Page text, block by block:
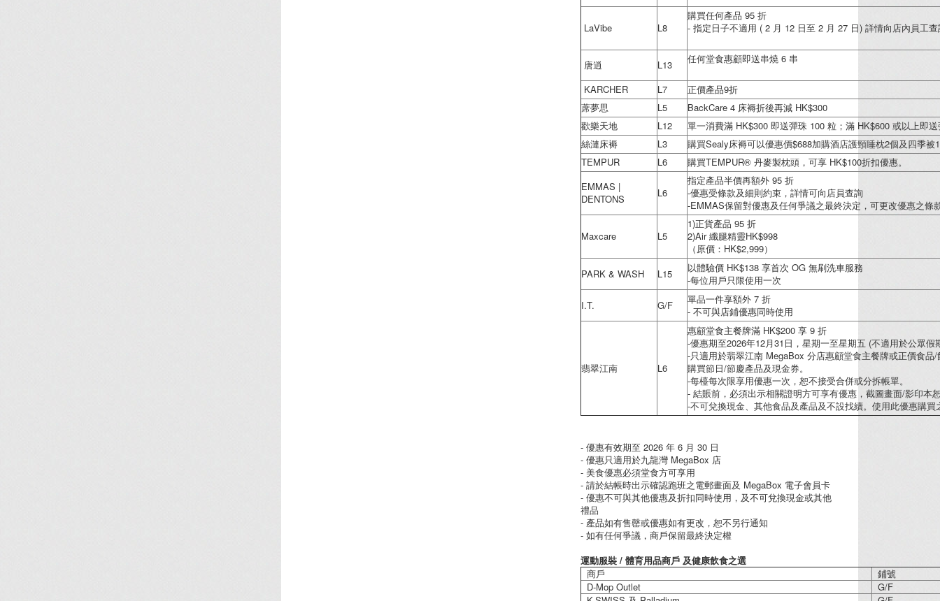
LaVibe L8
購買任何產品 95 折
- 指定日子不適用 ( 2 月 12 日至 2 月 27 日) 詳情向店內員工查
唐逍 L13 任何堂食惠顧即送串燒 6 串
KARCHER L7
正價產品9折
蓆夢思
L5
BackCare 4 床褥折後再減 HK$300
歡樂天地
L12
單一消費滿 HK$300 即送彈珠 100 粒；滿 HK$600 或以上即
絲漣床褥
L3
購買Sealy床褥可以優惠價$688加購酒店護頸睡枕2個及四季被
TEMPUR
L6
購買TEMPUR® 丹麥製枕頭，可享 HK$100折扣優惠。
EMMAS |
DENTONS
L6
指定產品半價再額外 95 折
-優惠受條款及細則約束，詳情可向店員查詢
-EMMAS保留對優惠及任何爭議之最終決定，可更改優惠之條
Maxcare L5
1)正貨產品 95 折
2)Air 纖腿精靈HK$998
（原價：HK$2,999）
PARK & WASH
L15
以體驗價 HK$138 享首次 OG 無刷洗車服務
-每位用戶只限使用一次
I.T.
G/F
單品一件享額外 7 折
- 不可與店鋪優惠同時使用
翡翠江南 L6
惠顧堂食主餐牌滿 HK$200 享 9 折
-優惠期至2026年12月31日，星期一至星期五 (不適用於公眾假
-只適用於翡翠江南 MegaBox 分店惠顧堂食主餐牌或正價食
購買節日/節慶產品及現金券。
-每檯每次限享用優惠一次，恕不接受合併或分拆帳單。
- 結賬前，必須出示相關證明方可享有優惠，截圖畫面/影印本
-不可兌換現金、其他食品及產品及不設找續。使用此優惠購
- 優惠有效期至 2026 年 6 月 30 日
- 優惠只適用於九龍灣 MegaBox 店
- 美食優惠必須堂食方可享用
- 請於結帳時出示確認跑班之電郵畫面及 MegaBox 電子會員卡
- 優惠不可與其他優惠及折扣同時使用，及不可兌換現金或其他
禮品
- 產品如有售罄或優惠如有更改，恕不另行通知
- 如有任何爭議，商戶保留最終決定權
運動服裝 / 體育用品商戶 及健康飲食之選
商戶
鋪號
D-Mop Outlet
G/F